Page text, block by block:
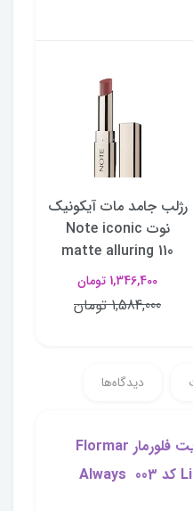
رژلب جامد مات آیکونیک
نوت Note iconic
matte alluring 110
1,346,400 تومان
1,584,000 تومان
دیدگاه‌ها
رژ لب جامد پودری لایت‌ویت فلورمار Flormar
Lightweight Lip Powder کد 003 Always